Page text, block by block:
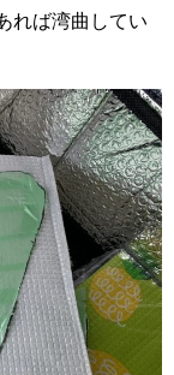
れば湾曲してい